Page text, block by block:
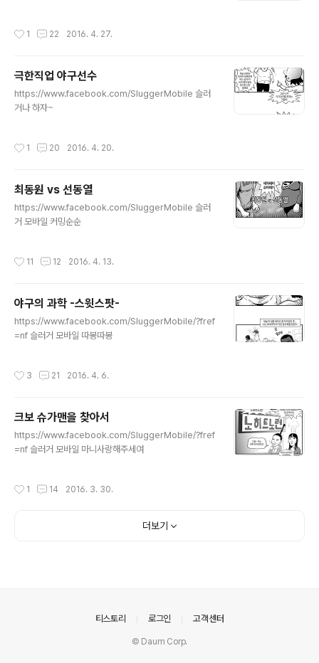
1 22 2016. 4. 27.
극한직업 야구선수
https://www.facebook.com/SluggerMobile 슬러
거나 하자~
1 20 2016. 4. 20.
최동원 vs 선동열
https://www.facebook.com/SluggerMobile 슬러
거 모바일 커밍순순
11 12 2016. 4. 13.
야구의 과학 -스윗스팟-
https://www.facebook.com/SluggerMobile/?fref
=nf 슬러거 모바일 따봉따봉
3 21 2016. 4. 6.
크보 슈가맨을 찾아서
https://www.facebook.com/SluggerMobile/?fref
=nf 슬러거 모바일 마니사랑해주세여
1 14 2016. 3. 30.
더보기
티스토리 로그인 고객센터
© Daum Corp.